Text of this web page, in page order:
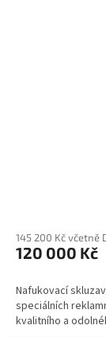
145 200 Kč včetně
120 000 Kč
Nafukovací
speciálních
kvalitního a